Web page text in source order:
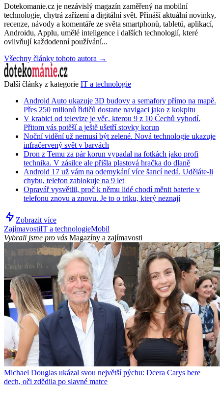
Dotekomanie.cz je nezávislý magazín zaměřený na mobilní
technologie, chytrá zařízení a digitální svět. Přináší aktuální novinky,
recenze, návody a komentáře ze světa smartphonů, tabletů, aplikací,
Androidu, Applu, umělé inteligence i dalších technologií, které
ovlivňují každodenní používání...
Všechny články tohoto autora →
Další články z kategorie IT a technologie
Android Auto ukazuje 3D budovy a semafory přímo na mapě.
Přes 250 milionů řidičů dostane navigaci jako z kokpitu
V krabici od televize je věc, kterou 9 z 10 Čechů vyhodí.
Přitom vás potěší a ještě ušetří stovky korun
Noční vidění už nemusí být zelené. Nová technologie ukazuje
infračervený svět v barvách
Dron z Temu za pár korun vypadal na fotkách jako profi
technika. V zásilce ale přišla plastová hračka do dlaně
Android 17 už vám na odemykání více šancí nedá. Uděláte-li
chybu, telefon zablokuje na 9 let
Opravář vysvětlil, proč k němu lidé chodí měnit baterie v
telefonu znovu a znovu. Je to o triku, který neznají
Zobrazit více
ZajímavostiIT a technologieMobil
Vybrali jsme pro vás Magazíny a zajímavosti
Michael Douglas ukázal svou největší pýchu: Dcera Carys bere
dech, oči zdědila po slavné matce